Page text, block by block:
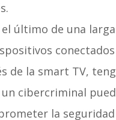
último de una
de la smart TV,
un cibercriminal
la